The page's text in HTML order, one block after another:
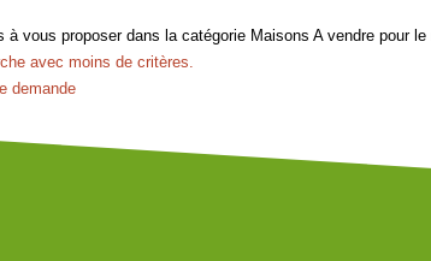
à vous proposer dans la catégorie Maisons A vendre pour
avec moins de critères.
demande